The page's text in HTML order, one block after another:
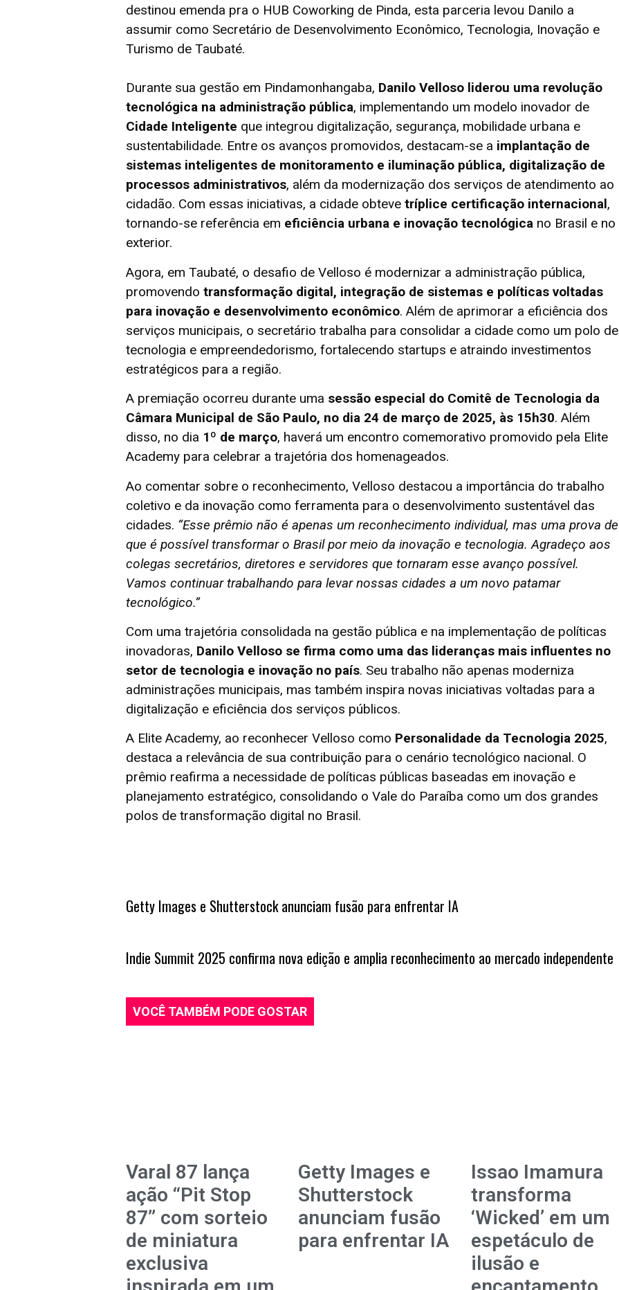
destinou emenda pra o HUB Coworking de Pinda, esta parceria levou Danilo a
assumir como Secretário de Desenvolvimento Econômico, Tecnologia, Inovação e
Turismo de Taubaté.
Durante sua gestão em Pindamonhangaba, Danilo Velloso liderou uma revolução
tecnológica na administração pública, implementando um modelo inovador de
Cidade Inteligente que integrou digitalização, segurança, mobilidade urbana e
sustentabilidade. Entre os avanços promovidos, destacam-se a implantação de
sistemas inteligentes de monitoramento e iluminação pública, digitalização de
processos administrativos, além da modernização dos serviços de atendimento ao
cidadão. Com essas iniciativas, a cidade obteve tríplice certificação internacional,
tornando-se referência em eficiência urbana e inovação tecnológicano Brasil e no
exterior.
Agora, em Taubaté, o desafio de Velloso é modernizar a administração pública,
promovendo transformação digital, integração de sistemas e políticas voltadas
para inovação e desenvolvimento econômico. Além de aprimorar a eficiência dos
serviços municipais, o secretário trabalha para consolidar a cidade como um polo de
tecnologia e empreendedorismo, fortalecendo startups e atraindo investimentos
estratégicos para a região.
A premiação ocorreu durante uma sessão especial do Comitê de Tecnologia da
Câmara Municipal de São Paulo, no dia 24 de março de 2025, às 15h30. Além
disso, no dia 1º de março, haverá um encontro comemorativo promovido pela Elite
Academy para celebrar a trajetória dos homenageados.
Ao comentar sobre o reconhecimento, Velloso destacou a importância do trabalho
coletivo e da inovação como ferramenta para o desenvolvimento sustentável das
cidades. “Esse prêmio não é apenas um reconhecimento individual, mas uma prova de
que é possível transformar o Brasil por meio da inovação e tecnologia. Agradeço aos
colegas secretários, diretores e servidores que tornaram esse avanço possível.
Vamos continuar trabalhando para levar nossas cidades a um novo patamar
tecnológico.”
Com uma trajetória consolidada na gestão pública e na implementação de políticas
inovadoras, Danilo Velloso se firma como uma das lideranças mais influentes no
setor de tecnologia e inovação no país. Seu trabalho não apenas moderniza
administrações municipais, mas também inspira novas iniciativas voltadas para a
digitalização e eficiência dos serviços públicos.
A Elite Academy, ao reconhecer Velloso como Personalidade da Tecnologia 2025,
destaca a relevância de sua contribuição para o cenário tecnológico nacional. O
prêmio reafirma a necessidade de políticas públicas baseadas em inovação e
planejamento estratégico, consolidando o Vale do Paraíba como um dos grandes
polos de transformação digital no Brasil.
Getty Images e Shutterstock anunciam fusão para enfrentar IA
Indie Summit 2025 confirma nova edição e amplia reconhecimento ao mercado independente
VOCÊ TAMBÉM PODE GOSTAR
Varal 87 lança
ação “Pit Stop
87” com sorteio
de miniatura
exclusiva
Getty Images e
Shutterstock
anunciam fusão
para enfrentar IA
Issao Imamura
transforma
‘Wicked’ em um
espetáculo de
ilusão e